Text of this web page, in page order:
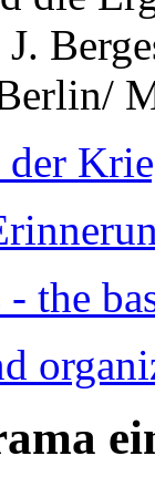
der
the